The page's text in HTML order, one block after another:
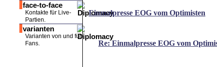
face-to-face
Kontakte für Live-
Partien.
varianten
Varianten von und für
Fans.
Einmalpresse EOG vom Optimisten
Re: Einmalpresse EOG vom